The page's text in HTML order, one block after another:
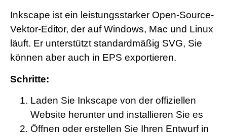
Inkscape ist ein leistungsstarker Open-Source-
Vektor-Editor, der auf Windows, Mac und Linux
läuft. Er unterstützt standardmäßig SVG, Sie
können aber auch in EPS exportieren.
Schritte:
Laden Sie Inkscape von der offiziellen
Website herunter und installieren Sie es
Öffnen oder erstellen Sie Ihren Entwurf in